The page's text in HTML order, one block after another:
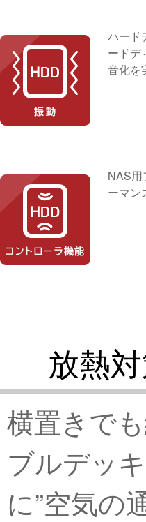
ハード
ードデ
音化を
NAS用
ーマン
放熱
横置きで
ブルデッ
に”空気の